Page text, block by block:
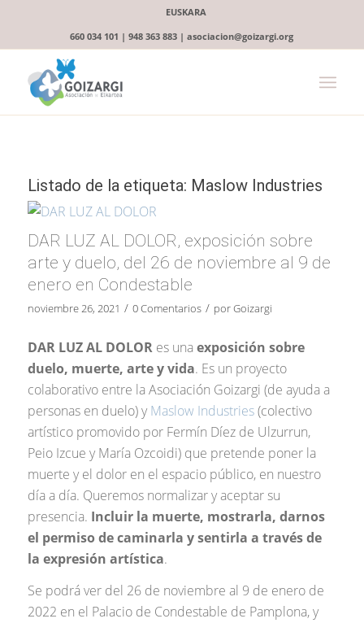
EUSKARA
660 034 101 | 948 363 883 | asociacion@goizargi.org
Listado de la etiqueta: Maslow Industries
DAR LUZ AL DOLOR, exposición sobre
arte y duelo, del 26 de noviembre al 9 de
enero en Condestable
noviembre 26, 2021 / 0 Comentarios / porGoizargi
DAR LUZ AL DOLORes una exposición sobre
duelo, muerte, arte y vida. Es un proyecto
colaborativo entre la Asociación Goizargi (de ayuda a
personas en duelo) y Maslow Industries(colectivo
artístico promovido por Fermín Díez de Ulzurrun,
Peio Izcue y María Ozcoidi) que pretende poner la
muerte y el dolor en el espacio público, en nuestro
día a día. Queremos normalizar y aceptar su
presencia. Incluir la muerte, mostrarla, darnos
el permiso de caminarla y sentirla a través de
la expresión artística.
Se podrá ver del 26 de noviembre al 9 de enero de
2022 en el Palacio de Condestable de Pamplona, y